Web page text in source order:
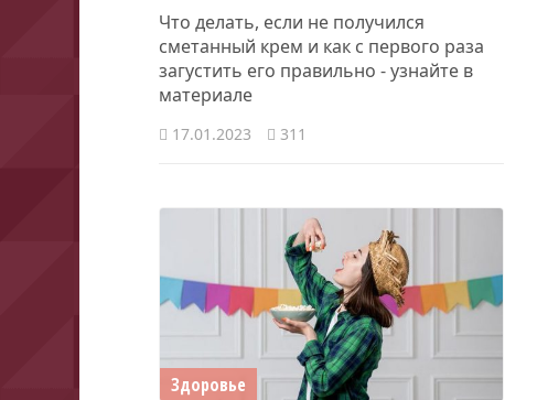
Что делать, если не получился
сметанный крем и как с первого раза
загустить его правильно - узнайте в
материале
17.01.2023 311
Здоровье